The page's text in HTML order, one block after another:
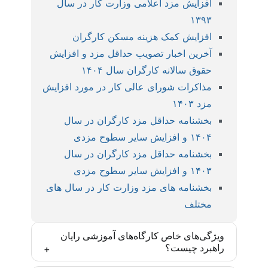
افزایش مزد اعلامی وزارت کار در سال
۱۳۹۳
افزایش کمک هزینه مسکن کارگران
آخرین اخبار تصویب حداقل مزد و افزایش
حقوق سالانه کارگران سال ۱۴۰۴
مذاکرات شورای عالی کار در مورد افزایش
مزد ۱۴۰۳
بخشنامه حداقل مزد کارگران در سال
۱۴۰۴ و افزایش سایر سطوح مزدی
بخشنامه حداقل مزد کارگران در سال
۱۴۰۳ و افزایش سایر سطوح مزدی
بخشنامه های مزد وزارت کار در سال های
مختلف
ویژگی‌های خاص کارگاه‌های آموزشی رایان
راهبرد چیست؟